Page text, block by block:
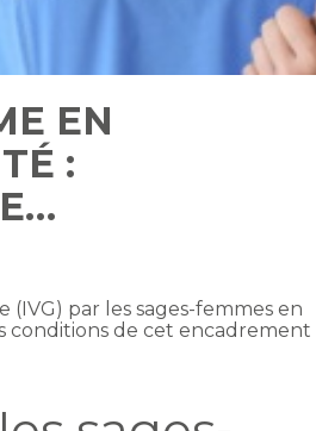
EN
:
par les sages-femmes en
conditions de cet encadrement